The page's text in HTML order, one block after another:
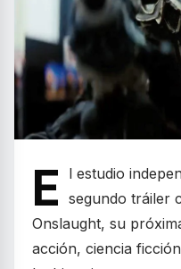
E
l estudio
segundo tráiler
Onslaught, su
acción, ciencia